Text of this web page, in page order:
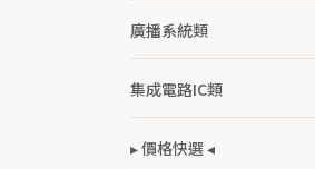
廣播系統類
集成電路IC類
▸ 價格快選 ◂